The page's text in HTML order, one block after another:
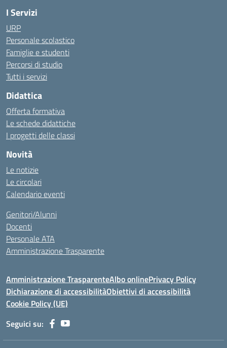
I Servizi
URP
Personale scolastico
Famiglie e studenti
Percorsi di studio
Tutti i servizi
Didattica
Offerta formativa
Le schede didattiche
I progetti delle classi
Novità
Le notizie
Le circolari
Calendario eventi
Genitori/Alunni
Docenti
Personale ATA
Amministrazione Trasparente
Amministrazione TrasparenteAlbo onlinePrivacy Policy
Dichiarazione di accessibilitàObiettivi di accessibilità
Cookie Policy (UE)
Seguici su: